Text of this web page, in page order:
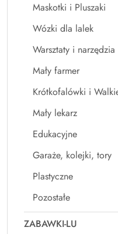
Maskotki i Pluszaki
Wózki dla lalek
Warsztaty i narzędzia
Mały farmer
Krótkofalówki i
Mały lekarz
Edukacyjne
Garaże, kolejki, tory
Plastyczne
Pozostałe
ZABAWKI-LU